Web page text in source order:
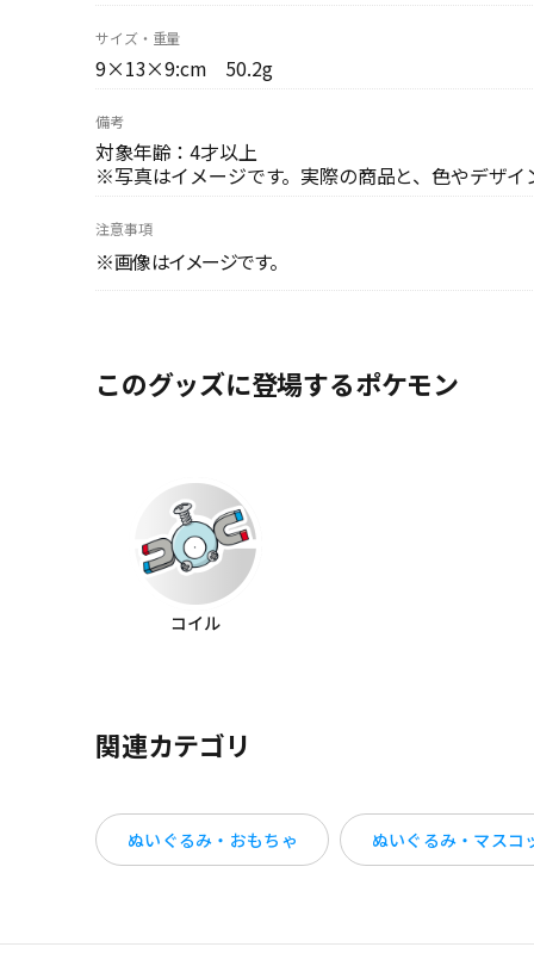
サイズ・重量
9×13×9:cm 50.2g
備考
対象年齢：4才以上
※写真はイメージです。実際の商品と、色やデザ
注意事項
※画像はイメージです。
このグッズに登場するポケモン
コイル
関連カテゴリ
ぬいぐるみ・おもちゃ ぬいぐるみ・マスコ